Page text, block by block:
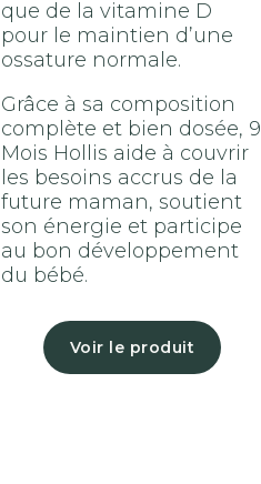
que de la vitamine D
pour le maintien d’une
ossature normale.
Grâce à sa composition
complète et bien dosée, 9
Mois Hollis aide à couvrir
les besoins accrus de la
future maman, soutient
son énergie et participe
au bon développement
du bébé.
Voir le produit